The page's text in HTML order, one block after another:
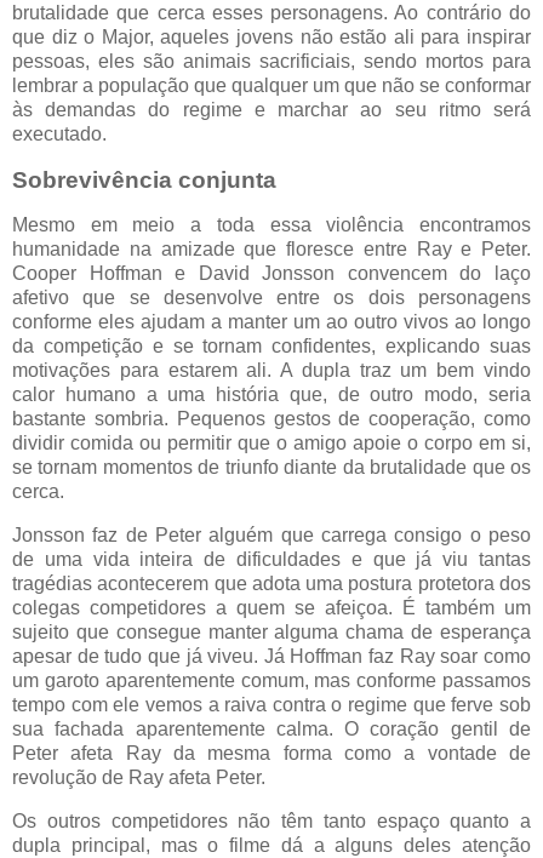
brutalidade que cerca esses personagens. Ao contrário do
que diz o Major, aqueles jovens não estão ali para inspirar
pessoas, eles são animais sacrificiais, sendo mortos para
lembrar a população que qualquer um que não se conformar
às demandas do regime e marchar ao seu ritmo será
executado.
Sobrevivência conjunta
Mesmo em meio a toda essa violência encontramos
humanidade na amizade que floresce entre Ray e Peter.
Cooper Hoffman e David Jonsson convencem do laço
afetivo que se desenvolve entre os dois personagens
conforme eles ajudam a manter um ao outro vivos ao longo
da competição e se tornam confidentes, explicando suas
motivações para estarem ali. A dupla traz um bem vindo
calor humano a uma história que, de outro modo, seria
bastante sombria. Pequenos gestos de cooperação, como
dividir comida ou permitir que o amigo apoie o corpo em si,
se tornam momentos de triunfo diante da brutalidade que os
cerca.
Jonsson faz de Peter alguém que carrega consigo o peso
de uma vida inteira de dificuldades e que já viu tantas
tragédias acontecerem que adota uma postura protetora dos
colegas competidores a quem se afeiçoa. É também um
sujeito que consegue manter alguma chama de esperança
apesar de tudo que já viveu. Já Hoffman faz Ray soar como
um garoto aparentemente comum, mas conforme passamos
tempo com ele vemos a raiva contra o regime que ferve sob
sua fachada aparentemente calma. O coração gentil de
Peter afeta Ray da mesma forma como a vontade de
revolução de Ray afeta Peter.
Os outros competidores não têm tanto espaço quanto a
dupla principal, mas o filme dá a alguns deles atenção